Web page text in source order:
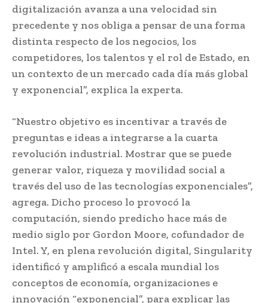
digitalización avanza a una velocidad sin
precedente y nos obliga a pensar de una forma
distinta respecto de los negocios, los
competidores, los talentos y el rol de Estado, en
un contexto de un mercado cada día más global
y exponencial”, explica la experta.
“Nuestro objetivo es incentivar a través de
preguntas e ideas a integrarse a la cuarta
revolución industrial. Mostrar que se puede
generar valor, riqueza y movilidad social a
través del uso de las tecnologías exponenciales”,
agrega. Dicho proceso lo provocó la
computación, siendo predicho hace más de
medio siglo por Gordon Moore, cofundador de
Intel. Y, en plena revolución digital, Singularity
identificó y amplificó a escala mundial los
conceptos de economía, organizaciones e
innovación “exponencial”, para explicar las